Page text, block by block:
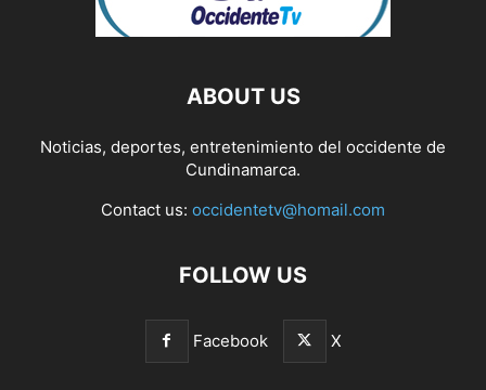
ABOUT US
Noticias, deportes, entretenimiento del occidente de
Cundinamarca.
Contact us: occidentetv@homail.com
FOLLOW US
Facebook X